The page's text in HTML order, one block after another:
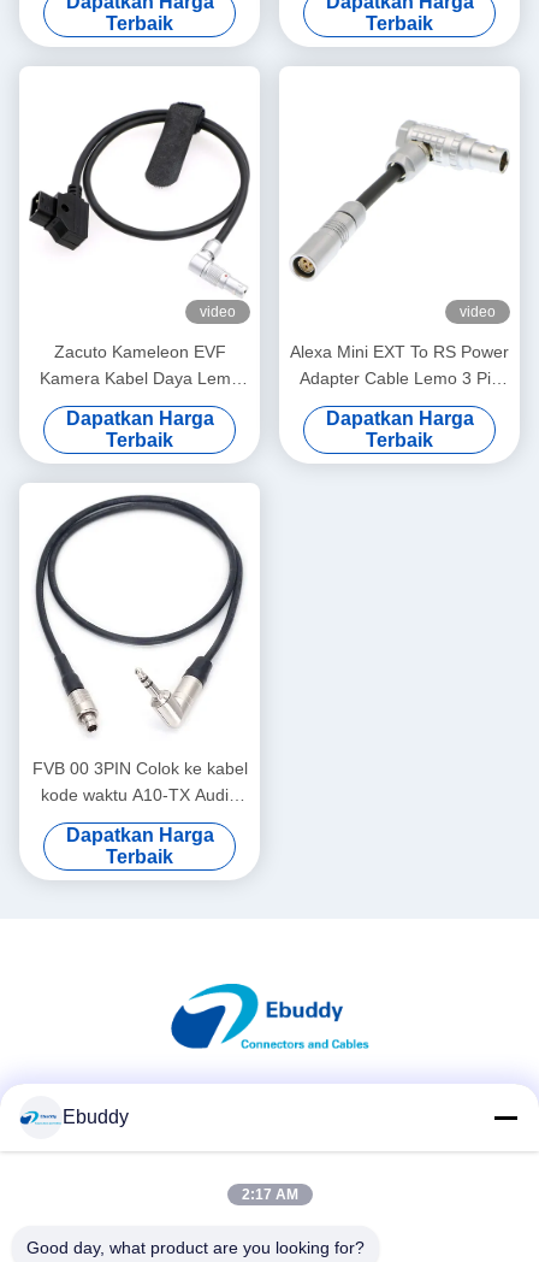
Terbaik
Lurus Ke Kanan
Terbaik
video
Zacuto Kameleon EVF
Kamera Kabel Daya Lemo
Berputar Sudut Kanan 4 Pin
Pria Untuk Membalikkan D-
Tap
Dapatkan Harga
Terbaik
video
Alexa Mini EXT To RS Power
Adapter Cable Lemo 3 Pin
Female To 7 Pin Male
Dapatkan Harga
Terbaik
FVB 00 3PIN Colok ke kabel
kode waktu A10-TX Audio
Limited 3,5 mm
Dapatkan Harga
Terbaik
Ebuddy
2:17 AM
Good day, what product are you looking for?